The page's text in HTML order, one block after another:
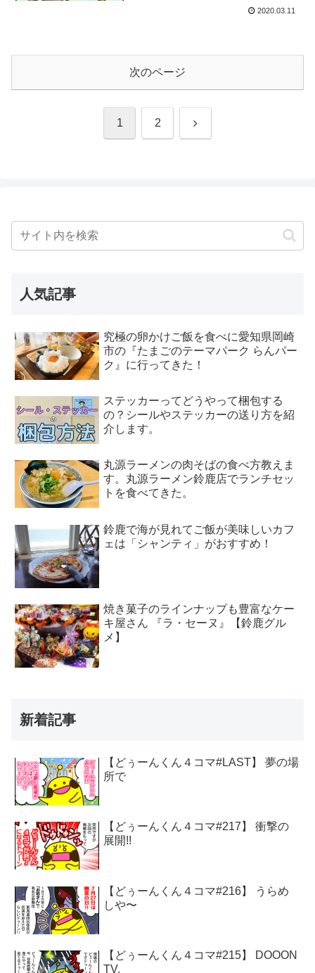
2020.03.11
次のページ
1 2 次
人気記事
究極の卵かけご飯を食べに愛知県岡崎
市の『たまごのテーマパーク らんパー
ク』に行ってきた！
ステッカーってどうやって梱包する
の？シールやステッカーの送り方を紹
介します。
丸源ラーメンの肉そばの食べ方教えま
す。丸源ラーメン鈴鹿店でランチセッ
トを食べてきた。
鈴鹿で海が見れてご飯が美味しいカフ
ェは「シャンティ」がおすすめ！
焼き菓子のラインナップも豊富なケー
キ屋さん 『ラ・セーヌ』【鈴鹿グル
メ】
新着記事
【どぅーんくん４コマ#LAST】 夢の場
所で
【どぅーんくん４コマ#217】 衝撃の
展開!!
【どぅーんくん４コマ#216】 うらめ
しや〜
【どぅーんくん４コマ#215】 DOOON
TV.